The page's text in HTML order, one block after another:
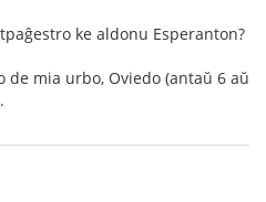
ke aldonu Esperanton?
mia urbo, Oviedo (antaŭ 6 aŭ